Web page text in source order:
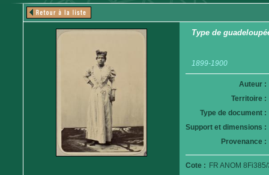
Type de
1899-1900
Auteur :
Territoire :
Type de document :
Support et dimensions :
Provenance :
Cote : FR ANOM